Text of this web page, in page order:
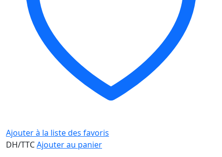
Ajouter à la liste des favoris
DH/TTCAjouter au panier